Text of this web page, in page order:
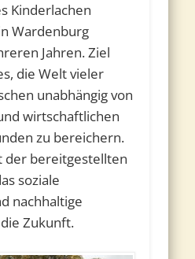
Kinderlachen
Wardenburg
Jahren. Ziel
die Welt vieler
unabhängig von
wirtschaftlichen
zu bereichern.
der bereitgestellten
soziale
nachhaltige
Zukunft.